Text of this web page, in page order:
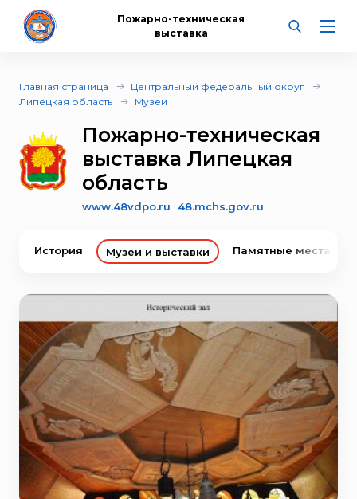
Пожарно-техническая
выставка
Главная страница
Центральный федеральный округ
Липецкая область
Музеи
Пожарно-техническая
выставка Липецкая
область
www.48vdpo.ru 48.mchs.gov.ru
История Музеи и выставки Памятные места